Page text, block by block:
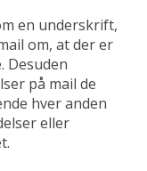
en underskrift,
om, at der er
Desuden
på mail de
hver anden
eller